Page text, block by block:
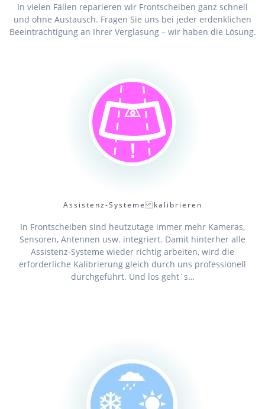
In vielen Fällen reparieren wir Frontscheiben ganz schnell
und ohne Austausch. Fragen Sie uns bei jeder erdenklichen
Beeinträchtigung an Ihrer Verglasung – wir haben die Lösung.
Assistenz-Systeme kalibrieren
In Frontscheiben sind heutzutage immer mehr Kameras,
Sensoren, Antennen usw. integriert. Damit hinterher alle
Assistenz-Systeme wieder richtig arbeiten, wird die
erforderliche Kalibrierung gleich durch uns professionell
durchgeführt. Und los geht`s…